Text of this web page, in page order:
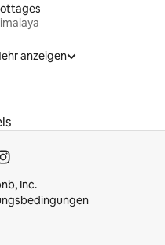
anzeigen
Inc.